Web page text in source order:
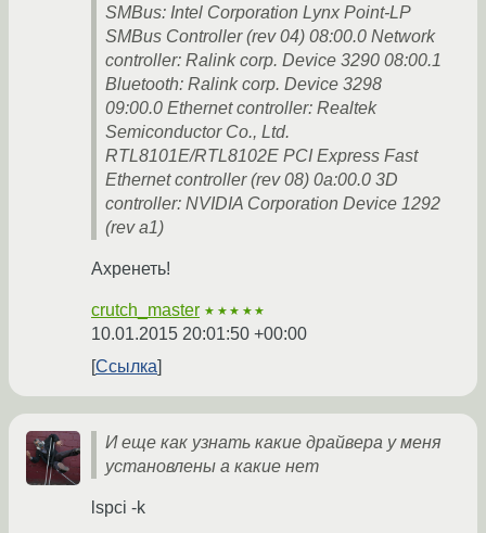
SMBus: Intel Corporation Lynx Point-LP
SMBus Controller (rev 04) 08:00.0 Network
controller: Ralink corp. Device 3290 08:00.1
Bluetooth: Ralink corp. Device 3298
09:00.0 Ethernet controller: Realtek
Semiconductor Co., Ltd.
RTL8101E/RTL8102E PCI Express Fast
Ethernet controller (rev 08) 0a:00.0 3D
controller: NVIDIA Corporation Device 1292
(rev a1)
Ахренеть!
crutch_master ★★★★★
10.01.2015 20:01:50 +00:00
Ссылка
И еще как узнать какие драйвера у меня
установлены а какие нет
lspci -k